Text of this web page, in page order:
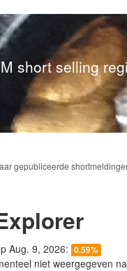
short selling
gepubliceerde
Aug. 9, 2026: 0.59%
niet weergegeven